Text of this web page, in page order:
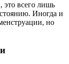
это всего лишь
Иногда и
но